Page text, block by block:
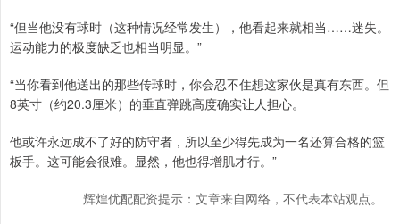
“但当他没有球时（这种情况经常发生），他看起来就相当……迷失。
运动能力的极度缺乏也相当明显。”
“当你看到他送出的那些传球时，你会忍不住想这家伙是真有东西。但
8英寸（约20.3厘米）的垂直弹跳高度确实让人担心。
他或许永远成不了好的防守者，所以至少得先成为一名还算合格的篮
板手。这可能会很难。显然，他也得增肌才行。”
辉煌优配配资提示：文章来自网络，不代表本站观点。